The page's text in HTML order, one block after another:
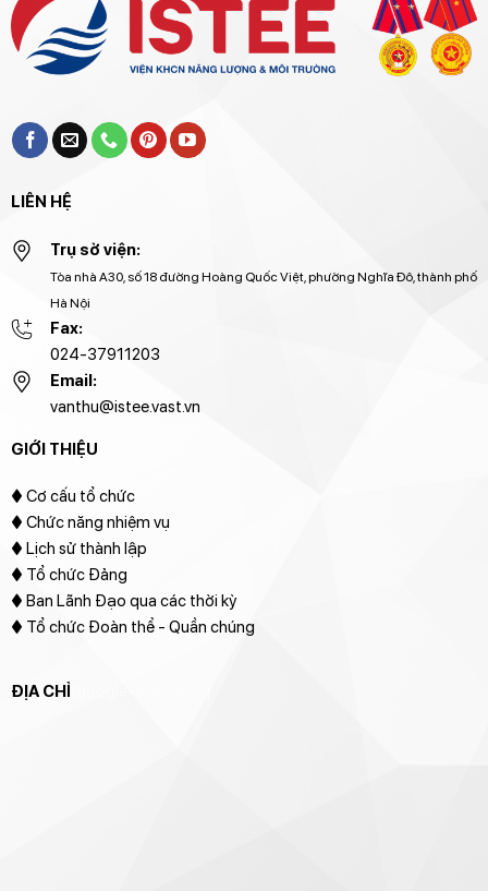
LIÊN HỆ
Trụ sở viện:
Tòa nhà A30, số 18 đường Hoàng Quốc Việt, phường Nghĩa Đô, thành phố
Hà Nội
Fax:
024-37911203
Email:
vanthu@istee.vast.vn
GIỚI THIỆU
♦ Cơ cấu tổ chức
♦ Chức năng nhiệm vụ
♦ Lịch sử thành lập
♦ Tổ chức Đảng
♦ Ban Lãnh Đạo qua các thời kỳ
♦ Tổ chức Đoàn thể - Quần chúng
ĐỊA CHỈ